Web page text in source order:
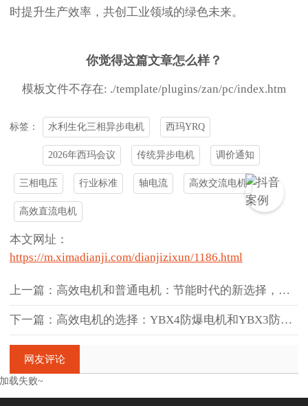
时提升生产效率，共创工业领域的绿色未来。
你觉得这篇文章怎么样？
模板文件不存在: ./template/plugins/zan/pc/index.htm
标签： 水利生化三相异步电机 西玛YRQ
2026年西玛会议 传统异步电机 调价通知
三相电压 行业标准 轴电流 高效交流电机
高效直流电机
本文网址：
https://m.ximadianji.com/dianjizixun/1186.html
上一篇：高效电机和普通电机：节能时代的新选择，我的经验分享
下一篇：高效电机的选择：YBX4防爆电机和YBX3防爆电机的区别有哪
网友评论
加载失败~